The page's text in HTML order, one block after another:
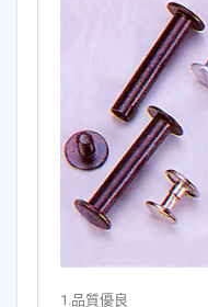
1.品質優良